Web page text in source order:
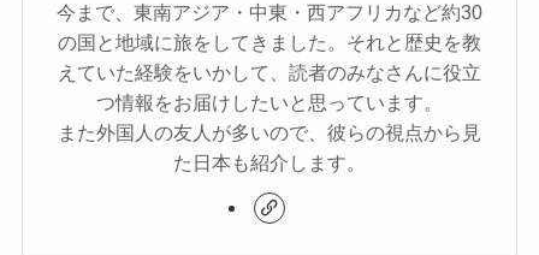
今まで、東南アジア・中東・西アフリカなど約30
の国と地域に旅をしてきました。それと歴史を教
えていた経験をいかして、読者のみなさんに役立
つ情報をお届けしたいと思っています。
また外国人の友人が多いので、彼らの視点から見
た日本も紹介します。